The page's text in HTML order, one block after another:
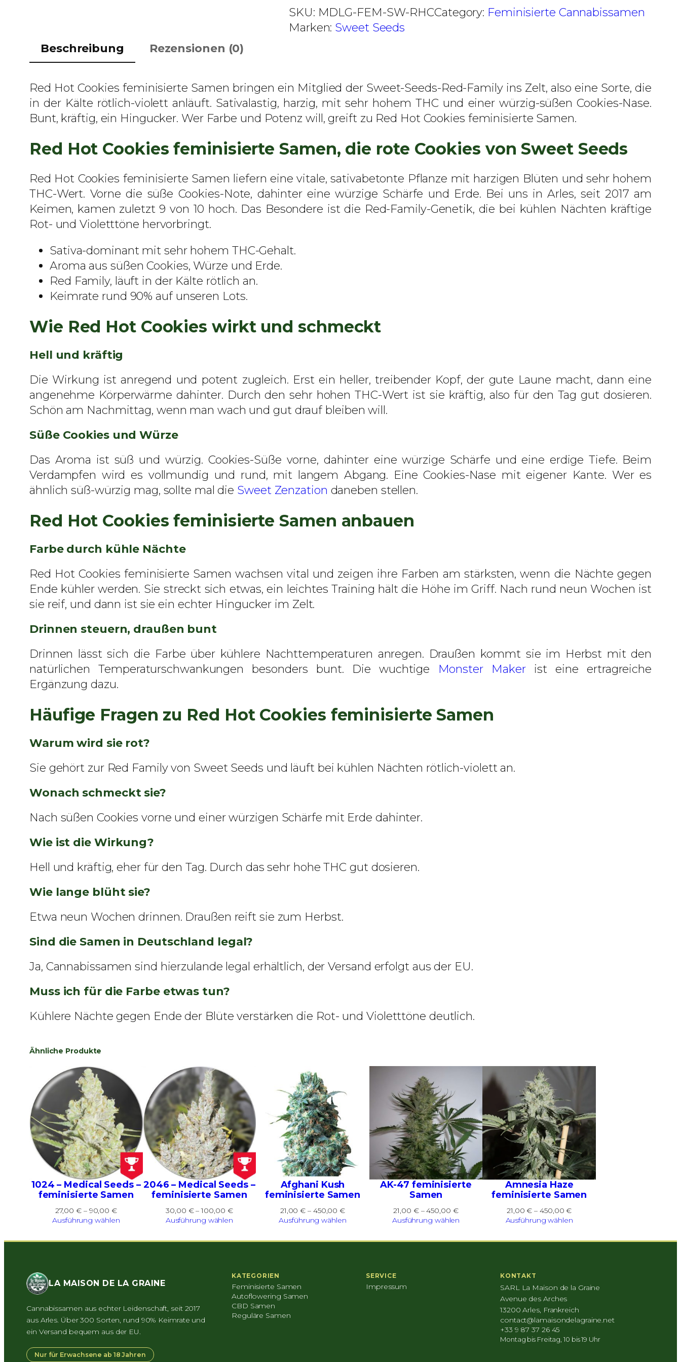
€
b
6
,
0
d
H
o
o
k
e
–
S
w
t
s
e
i
i
e
r
e
m
e
n
n
g
e
SKU: MDLG-FEM-SW-RHCCategory: Feminisierte Cannabissamen
Marken: Sweet Seeds
Beschreibung
Rezensionen (0)
Red Hot Cookies feminisierte Samen bringen ein Mitglied der Sweet-Seeds-Red-Family ins Zelt, also eine Sorte, die
in der Kälte rötlich-violett anläuft. Sativalastig, harzig, mit sehr hohem THC und einer würzig-süßen Cookies-Nase.
Bunt, kräftig, ein Hingucker. Wer Farbe und Potenz will, greift zu Red Hot Cookies feminisierte Samen.
Red Hot Cookies feminisierte Samen, die rote Cookies von Sweet Seeds
Red Hot Cookies feminisierte Samen liefern eine vitale, sativabetonte Pflanze mit harzigen Blüten und sehr hohem
THC-Wert. Vorne die süße Cookies-Note, dahinter eine würzige Schärfe und Erde. Bei uns in Arles, seit 2017 am
Keimen, kamen zuletzt 9 von 10 hoch. Das Besondere ist die Red-Family-Genetik, die bei kühlen Nächten kräftige
Rot- und Violetttöne hervorbringt.
Sativa-dominant mit sehr hohem THC-Gehalt.
Aroma aus süßen Cookies, Würze und Erde.
Red Family, läuft in der Kälte rötlich an.
Keimrate rund 90% auf unseren Lots.
Wie Red Hot Cookies wirkt und schmeckt
Hell und kräftig
Die Wirkung ist anregend und potent zugleich. Erst ein heller, treibender Kopf, der gute Laune macht, dann eine
angenehme Körperwärme dahinter. Durch den sehr hohen THC-Wert ist sie kräftig, also für den Tag gut dosieren.
Schön am Nachmittag, wenn man wach und gut drauf bleiben will.
Süße Cookies und Würze
Das Aroma ist süß und würzig. Cookies-Süße vorne, dahinter eine würzige Schärfe und eine erdige Tiefe. Beim
Verdampfen wird es vollmundig und rund, mit langem Abgang. Eine Cookies-Nase mit eigener Kante. Wer es
ähnlich süß-würzig mag, sollte mal die Sweet Zenzation daneben stellen.
Red Hot Cookies feminisierte Samen anbauen
Farbe durch kühle Nächte
Red Hot Cookies feminisierte Samen wachsen vital und zeigen ihre Farben am stärksten, wenn die Nächte gegen
Ende kühler werden. Sie streckt sich etwas, ein leichtes Training hält die Höhe im Griff. Nach rund neun Wochen ist
sie reif, und dann ist sie ein echter Hingucker im Zelt.
Drinnen steuern, draußen bunt
Drinnen lässt sich die Farbe über kühlere Nachttemperaturen anregen. Draußen kommt sie im Herbst mit den
natürlichen Temperaturschwankungen besonders bunt. Die wuchtige Monster Makerist eine ertragreiche
Ergänzung dazu.
Häufige Fragen zu Red Hot Cookies feminisierte Samen
Warum wird sie rot?
Sie gehört zur Red Family von Sweet Seeds und läuft bei kühlen Nächten rötlich-violett an.
Wonach schmeckt sie?
Nach süßen Cookies vorne und einer würzigen Schärfe mit Erde dahinter.
Wie ist die Wirkung?
Hell und kräftig, eher für den Tag. Durch das sehr hohe THC gut dosieren.
Wie lange blüht sie?
Etwa neun Wochen drinnen. Draußen reift sie zum Herbst.
Sind die Samen in Deutschland legal?
Ja, Cannabissamen sind hierzulande legal erhältlich, der Versand erfolgt aus der EU.
Muss ich für die Farbe etwas tun?
Kühlere Nächte gegen Ende der Blüte verstärken die Rot- und Violetttöne deutlich.
Ähnliche Produkte
1024 – Medical Seeds –
feminisierte Samen
27,00€ – 90,00€Preisspanne:
27,00 €
90,00 €
Ausführung wählen
2046 – Medical Seeds –
feminisierte Samen
30,00 € –100,00 €Preisspanne:
30,00 €
100,00 €
Ausführung wählen
Afghani Kush
feminisierte Samen
21,00€ – 450,00€Preisspanne:
21,00 €
450,00 €
Ausführung wählen
AK-47 feminisierte
Samen
21,00 € –450,00 €Preisspanne:
21,00 €
450,00 €
Ausführung wählen
Amnesia Haze
feminisierte Samen
21,00€ –450,00€Preisspanne:
21,00 €
450,00 €
Ausführung wählen
LA MAISON DE LA GRAINE
Cannabissamen aus echter Leidenschaft, seit 2017
aus Arles. Über 300 Sorten, rund 90% Keimrate und
ein Versand bequem aus der EU.
Nur für Erwachsene ab 18 Jahren
KATEGORIEN
Feminisierte Samen
Autoflowering Samen
CBD Samen
Reguläre Samen
SERVICE
Impressum
KONTAKT
SARL La Maison de la Graine
Avenue des Arches
13200 Arles, Frankreich
contact@lamaisondelagraine.net
+33 9 87 37 26 45
Montag bis Freitag, 10 bis 19 Uhr